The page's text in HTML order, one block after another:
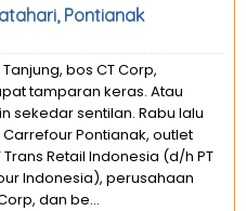
Pontianak
bos CT Corp,
tamparan keras. Atau
sekedar sentilan. Rabu lalu
Pontianak, outlet
Trans Retail Indonesia (d/h PT
Indonesia), perusahaan
dan be...